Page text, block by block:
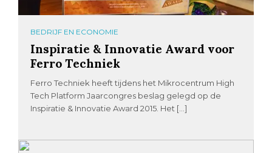
BEDRIJF EN ECONOMIE
Inspiratie & Innovatie Award voor
Ferro Techniek
Ferro Techniek heeft tijdens het Mikrocentrum High
Tech Platform Jaarcongres beslag gelegd op de
Inspiratie & Innovatie Award 2015. Het […]